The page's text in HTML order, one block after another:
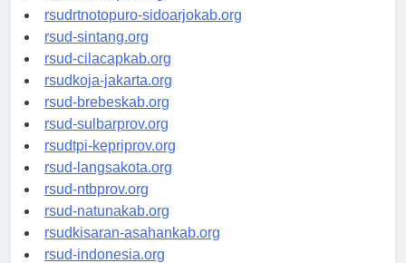
rsudksa-depok.org
rsudrtnotopuro-sidoarjokab.org
rsud-sintang.org
rsud-cilacapkab.org
rsudkoja-jakarta.org
rsud-brebeskab.org
rsud-sulbarprov.org
rsudtpi-kepriprov.org
rsud-langsakota.org
rsud-ntbprov.org
rsud-natunakab.org
rsudkisaran-asahankab.org